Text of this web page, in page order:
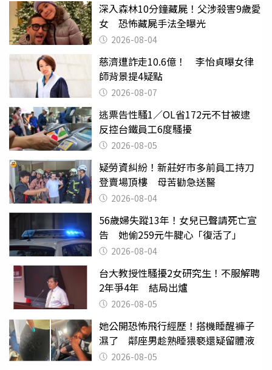
深入森林10分鐘藏屍！父涉殺害9歲愛
女 恐怖藏屍手法全曝光
2026-08-04
慈濟遭詐走10.6億！ 李怡貞曝女律
師背景提4疑點
2026-08-07
逃票告性騷1／OL省172元不甘被逮
反控台鐵員工6度騷擾
2026-08-05
疑勞資糾紛！新莊好市多前員工持刀
登賣場頂樓 母苦勸急送醫
2026-08-04
56歲婦失蹤13年！女兒已聲請死亡宣
告 她偷259元牛腱心「復活了」
2026-08-04
台大教授性騷擾2女研究生！不服解聘
2年爭4年 結局出爐
2026-08-05
她公開恐怖飛行經歷！搭機睡醒褲子
濕了 鄰座男趁熟睡猥褻還疑留體液
2026-08-05